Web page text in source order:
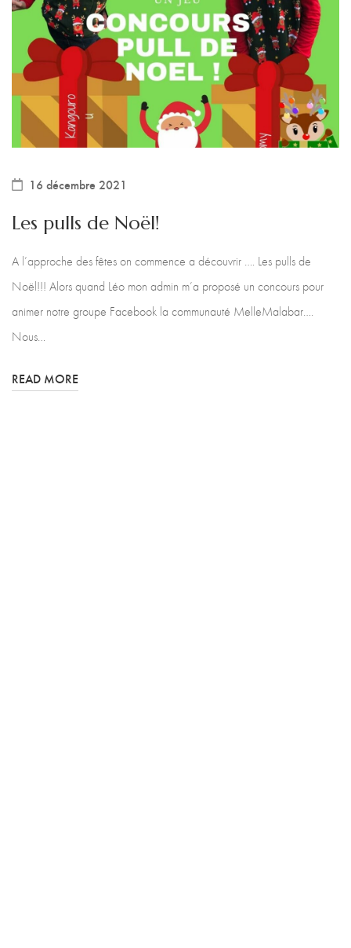
16 décembre 2021
Les pulls de Noël!
A l’approche des fêtes on commence a découvrir …. Les pulls de
Noël!!! Alors quand Léo mon admin m’a proposé un concours pour
animer notre groupe Facebook la communauté MelleMalabar….
Nous…
READ MORE